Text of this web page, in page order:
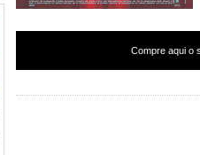
Compre aqui o